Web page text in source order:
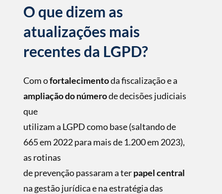
O que dizem as
atualizações mais
recentes da LGPD?
Com ofortalecimentoda fiscalização ea
ampliação do númerode decisões judiciais
que
utilizam a LGPD como base (saltando de
665 em 2022 para mais de 1.200 em 2023),
as rotinas
de prevenção passaram a terpapel central
na gestão jurídica e na estratégia das